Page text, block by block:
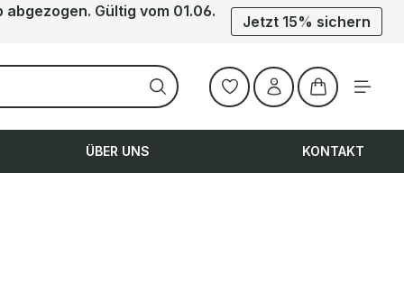
Gültig vom 01.06.
Jetzt 15% sichern
Warenkorb
ÜBER UNS KONTAKT